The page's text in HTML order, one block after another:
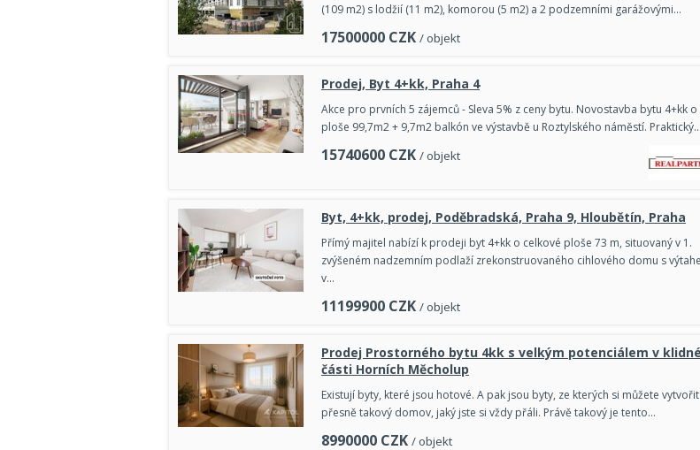
(109 m2) s lodžií (11 m2), komorou (5 m2) a 2 podzemními garážovými…
17500000 CZK / objekt
Prodej, Byt 4+kk, Praha 4
Akce pro prvních 5 zájemců - Sleva 5% z ceny bytu. Novostavba bytu 4+kk o
ploše 99,7m2 + 9,7m2 balkón ve výstavbě u Roztylského náměstí. Praktický…
15740600 CZK / objekt
Byt, 4+kk, prodej, Poděbradská, Praha 9, Hloubětín, Praha
Přímý majitel nabízí k prodeji byt 4+kk o celkové ploše 73 m, situovaný v 1.
zvýšeném nadzemním podlaží zrekonstruovaného cihlového domu s
v…
11199900 CZK / objekt
Prodej Prostorného bytu 4kk s velkým potenciálem v klidné
části Horních Měcholup
Existují byty, které jsou hotové. A pak jsou byty, ze kterých si můžete vytvořit
přesně takový domov, jaký jste si vždy přáli. Právě takový je tento…
8990000 CZK / objekt